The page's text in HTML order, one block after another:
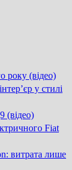
року (відео)
у стилі
(відео)
Fiat
витрата лише